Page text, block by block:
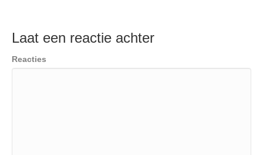
Laat een reactie achter
Reacties